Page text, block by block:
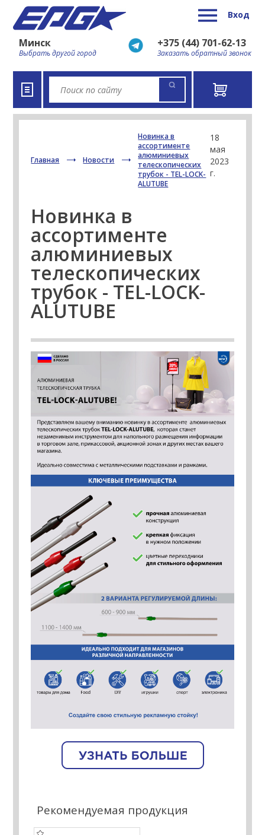
Вход
Минск
Выбрать другой город
+375 (44) 701-62-13
Заказать обратный звонок
Главная Новости
Новинка в
ассортименте
алюминиевых
телескопических
трубок - TEL-LOCK-
ALUTUBE
18
мая
2023
г.
Новинка в
ассортименте
алюминиевых
телескопических
трубок - TEL-LOCK-
ALUTUBE
Рекомендуемая продукция